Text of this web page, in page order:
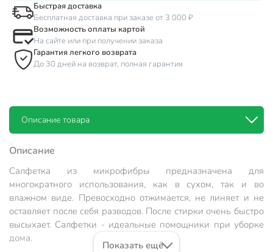
Быстрая доставка
Бесплатная доставка при заказе от 3 000 ₽
Возможность оплаты картой
На сайте или при получении заказа
Гарантия легкого возврата
До 30 дней на возврат, полная гарантия
Описание товара
Описание
Салфетка из микрофибры предназначена для
многократного использования, как в сухом, так и во
влажном виде. Превосходно отжимается, не линяет и не
оставляет после себя разводов. После стирки очень быстро
высыхает. Салфетки - идеальные помощники при уборке
дома.
Показать ещё